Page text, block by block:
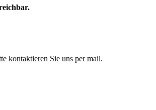
kontaktieren Sie uns per mail.